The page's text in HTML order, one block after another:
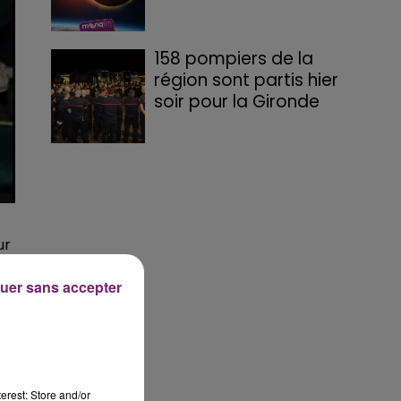
158 pompiers de la
région sont partis hier
soir pour la Gironde
Store and/or
sans accepter